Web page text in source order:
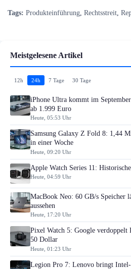
Tags: Produkteinführung Rechtsstreit
Meistgelesene Artikel
12h 24h 7 Tage 30 Tage
iPhone Ultra kommt im
ab 1.999 Euro
Heute, 05:53 Uhr
Samsung Galaxy Z Fold 8: 1,44
in einer Woche
Heute, 09:20 Uhr
Apple Watch Series 11:
Heute, 04:59 Uhr
MacBook Neo: 60 GB/s Speicher
aussehen
Heute, 17:20 Uhr
Pixel Watch 5: Google verdoppelt
50 Dollar
Heute, 01:23 Uhr
Legion Pro 7: Lenovo bringt